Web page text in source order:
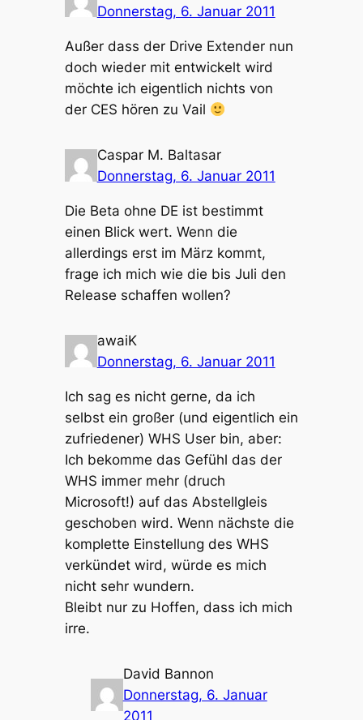
Donnerstag, 6. Januar 2011
Außer dass der Drive Extender nun
doch wieder mit entwickelt wird
möchte ich eigentlich nichts von
der CES hören zu Vail
Caspar M. Baltasar
Donnerstag, 6. Januar 2011
Die Beta ohne DE ist bestimmt
einen Blick wert. Wenn die
allerdings erst im März kommt,
frage ich mich wie die bis Juli den
Release schaffen wollen?
awaiK
Donnerstag, 6. Januar 2011
Ich sag es nicht gerne, da ich
selbst ein großer (und eigentlich ein
zufriedener) WHS User bin, aber:
Ich bekomme das Gefühl das der
WHS immer mehr (druch
Microsoft!) auf das Abstellgleis
geschoben wird. Wenn nächste die
komplette Einstellung des WHS
verkündet wird, würde es mich
nicht sehr wundern.
Bleibt nur zu Hoffen, dass ich mich
irre.
David Bannon
Donnerstag, 6. Januar
2011